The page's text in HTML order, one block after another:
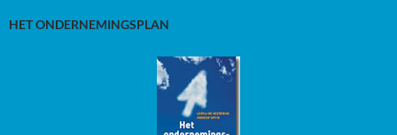
HET ONDERNEMINGSPLAN